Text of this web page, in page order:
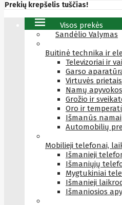
Prekių krepšelis tuščias!
Visos prekės
Sandėlio Valymas
Buitinė technika ir
Televizoriai ir
Garso
Virtuvės
Namų
Grožio ir
Oro ir
Išmanūs namai
Automobilių
Mobilieji telefonai,
Išmanieji
Išmaniųjų
Mygtukiniai
Išmanieji
Išmaniosios